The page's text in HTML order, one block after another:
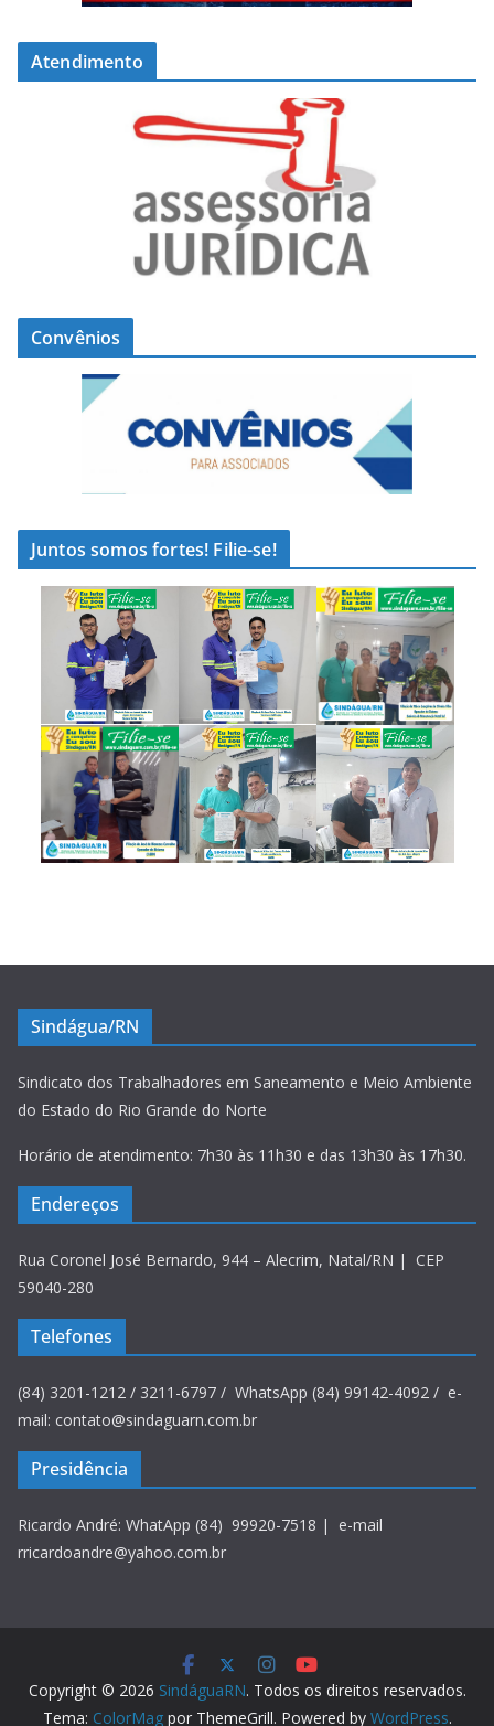
Atendimento
Convênios
Juntos somos fortes! Filie-se!
Sindágua/RN
Sindicato dos Trabalhadores em Saneamento e Meio Ambiente
do Estado do Rio Grande do Norte
Horário de atendimento: 7h30 às 11h30 e das 13h30 às 17h30.
Endereços
Rua Coronel José Bernardo, 944 – Alecrim, Natal/RN | CEP
59040-280
Telefones
(84) 3201-1212 / 3211-6797 / WhatsApp (84) 99142-4092 / e-
mail: contato@sindaguarn.com.br
Presidência
Ricardo André: WhatApp (84) 99920-7518 | e-mail
rricardoandre@yahoo.com.br
Copyright © 2026 SindáguaRN. Todos os direitos reservados.
Tema: ColorMagpor ThemeGrill. Powered by WordPress.